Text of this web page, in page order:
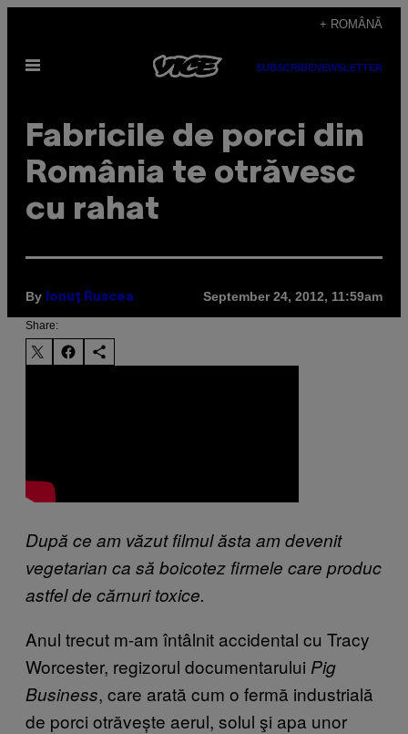
content
+ ROMÂNĂ
Open
SUBSCRIBENEWSLETTER
Fabricile de porci din
România te otrăvesc
cu rahat
By Ionuţ Ruscea September 24, 2012, 11:59am
Share:
După ce am văzut filmul ăsta am devenit
vegetarian ca să boicotez firmele care produc
astfel de cărnuri toxice.
Anul trecut m-am întâlnit accidental cu Tracy
Worcester, regizorul documentarului Pig
Business, care arată cum o fermă industrială
de porci otrăvește aerul, solul şi apa unor